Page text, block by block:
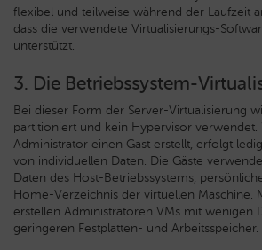
flexibel und teilweise während der Laufzeit
dass die verwendete Virtualisierungs-
unterstützt.
3. Die Betriebssystem-
Bei dieser Form der Server-Virtualisierung
partitioniert und kein Hypervisor verwendet.
Administrator einen Gast erstellt, erfolgt
von individuellen Daten. Die Gäste
Daten des Host-Betriebssystems,
Home-Verzeichnis der virtuellen Maschine.
erstellen Administratoren VMs mit wenigen
geringeren Festplatten- und Arbeitsspeicher.